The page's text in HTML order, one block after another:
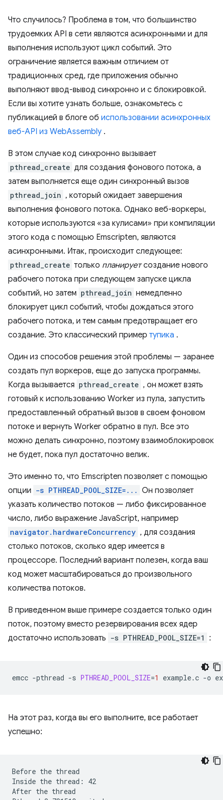
Что случилось? Проблема в том, что большинство
трудоемких API в сети являются асинхронными и для
выполнения используют цикл событий. Это
ограничение является важным отличием от
традиционных сред, где приложения обычно
выполняют ввод-вывод синхронно и с блокировкой.
Если вы хотите узнать больше, ознакомьтесь с
публикацией в блоге об использовании асинхронных
веб-API из WebAssembly .
В этом случае код синхронно вызывает
pthread_create для создания фонового потока, а
затем выполняется еще один синхронный вызов
pthread_join , который ожидает завершения
выполнения фонового потока. Однако веб-воркеры,
которые используются «за кулисами» при компиляции
этого кода с помощью Emscripten, являются
асинхронными. Итак, происходит следующее:
pthread_create только планируетсоздание нового
рабочего потока при следующем запуске цикла
событий, но затем pthread_join немедленно
блокирует цикл событий, чтобы дождаться этого
рабочего потока, и тем самым предотвращает его
создание. Это классический пример тупика .
Один из способов решения этой проблемы — заранее
создать пул воркеров, еще до запуска программы.
Когда вызывается pthread_create , он может взять
готовый к использованию Worker из пула, запустить
предоставленный обратный вызов в своем фоновом
потоке и вернуть Worker обратно в пул. Все это
можно делать синхронно, поэтому взаимоблокировок
не будет, пока пул достаточно велик.
Это именно то, что Emscripten позволяет с помощью
опции -s PTHREAD_POOL_SIZE=... Он позволяет
указать количество потоков — либо фиксированное
число, либо выражение JavaScript, например
navigator.hardwareConcurrency , для создания
столько потоков, сколько ядер имеется в
процессоре. Последний вариант полезен, когда ваш
код может масштабироваться до произвольного
количества потоков.
В приведенном выше примере создается только один
поток, поэтому вместо резервирования всех ядер
достаточно использовать -s PTHREAD_POOL_SIZE=1 :
emcc -pthread -s PTHREAD_POOL_SIZE=1 example.c -o
На этот раз, когда вы его выполните, все работает
успешно:
Before the thread
Inside the thread: 42
After the thread